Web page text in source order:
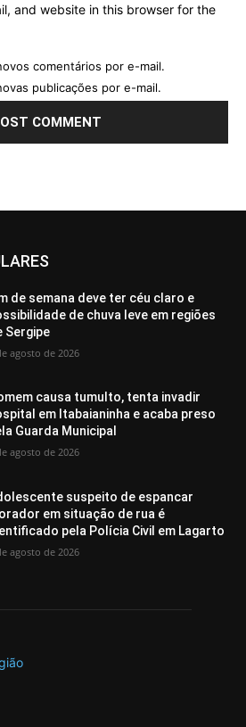
and website in this browser for the
comentários por e-mail.
publicações por e-mail.
de semana deve ter céu claro e
de chuva leve em regiões
Sergipe
agosto de 2026
causa tumulto, tenta invadir
em Itabaianinha e acaba preso
Guarda Municipal
agosto de 2026
suspeito de espancar
em situação de rua é
pela Polícia Civil em Lagarto
agosto de 2026